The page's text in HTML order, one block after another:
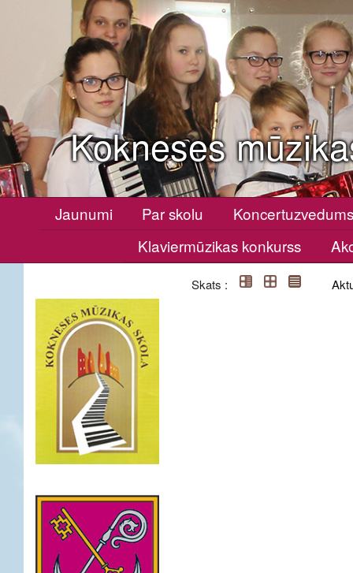
Kokneses
Jaunumi Par skolu
Klaviermūzikas konkurss
Skats :